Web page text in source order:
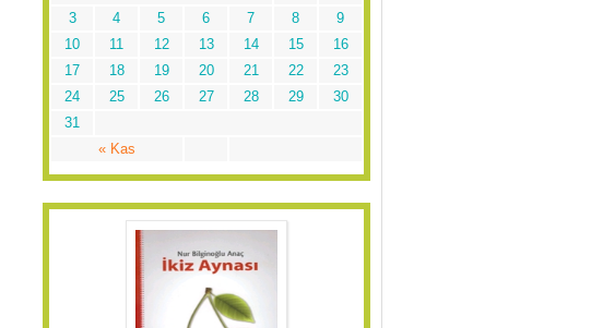
« Kas
3 4 5 6 7 8
9
10
11 12 13 14 15
16
17
18 19 20 21 22
23
24
25 26 27 28 29
30
31